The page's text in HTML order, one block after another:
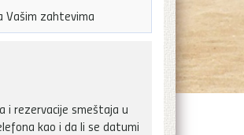
Vašim zahtevima
i rezervacije smeštaja u
kao i da li se datumi